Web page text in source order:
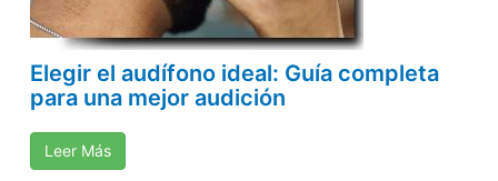
Elegir el audífono ideal: Guía completa
para una mejor audición
Leer Más